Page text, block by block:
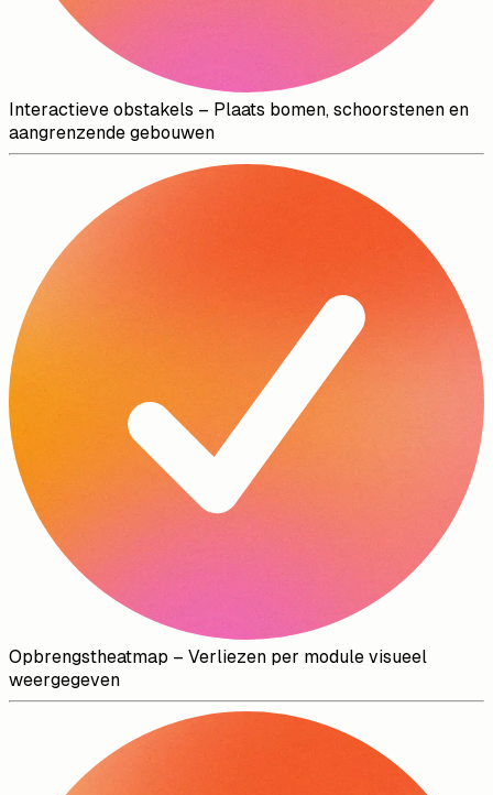
Interactieve obstakels – Plaats bomen, schoorstenen en
aangrenzende gebouwen
Opbrengstheatmap – Verliezen per module visueel
weergegeven